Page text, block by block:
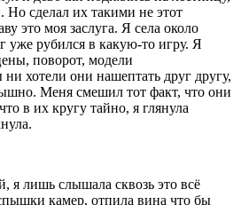
Но сделал их такими не этот
это моя заслуга. Я села около
уже рубился в какую-то игру. Я
поворот, модели
хотели они нашептать друг другу,
Меня смешил тот факт, что они
в их кругу тайно, я глянула
я лишь слышала сквозь это всё
камер, отпила вина что бы